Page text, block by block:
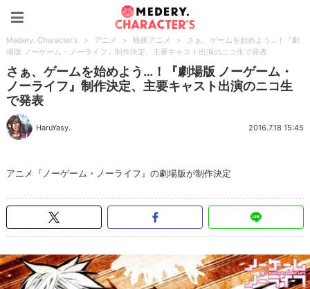
Medery. Character's > アニメ > 映画アニメ >
さぁ、ゲームを始めよう…！『劇
場版 ノーゲーム・ノーライフ』制作決定、主要キャスト出演のニコ生で発表
さぁ、ゲームを始めよう…！『劇場版 ノーゲーム・
ノーライフ』制作決定、主要キャスト出演のニコ生
で発表
HaruYasy. 2016.7.18 15:45
アニメ『ノーゲーム・ノーライフ』の劇場版が制作決定